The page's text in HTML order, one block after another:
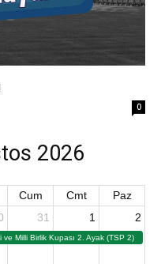
0
2026
Cum Cmt
Paz
ve Milli Birlik Kupası 2. Ayak (TSP 2)
31 1 2